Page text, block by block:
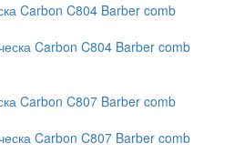
Carbon C804 Barber comb
Carbon C807 Barber comb